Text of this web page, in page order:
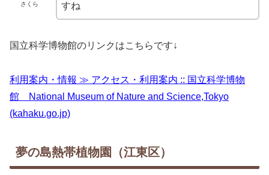
さくら
すね
国立科学博物館のリンクはこちらです↓
利用案内・情報 ≫ アクセス・利用案内 :: 国立科学博物
館 National Museum of Nature and Science,Tokyo
(kahaku.go.jp)
夢の島熱帯植物園（江東区）